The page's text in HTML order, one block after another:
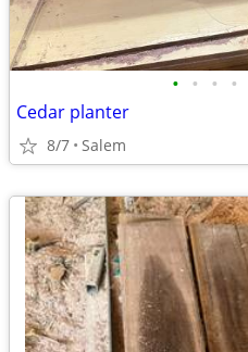
• • • •
Cedar planter
8/7 Salem